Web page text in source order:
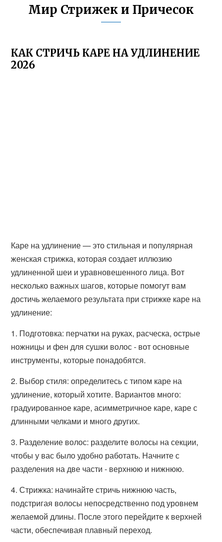
Мир Стрижек и Причесок
КАК СТРИЧЬ КАРЕ НА УДЛИНЕНИЕ
2026
Каре на удлинение — это стильная и популярная
женская стрижка, которая создает иллюзию
удлиненной шеи и уравновешенного лица. Вот
несколько важных шагов, которые помогут вам
достичь желаемого результата при стрижке каре на
удлинение:
1. Подготовка: перчатки на руках, расческа, острые
ножницы и фен для сушки волос - вот основные
инструменты, которые понадобятся.
2. Выбор стиля: определитесь с типом каре на
удлинение, который хотите. Вариантов много:
градуированное каре, асимметричное каре, каре с
длинными челками и много других.
3. Разделение волос: разделите волосы на секции,
чтобы у вас было удобно работать. Начните с
разделения на две части - верхнюю и нижнюю.
4. Стрижка: начинайте стричь нижнюю часть,
подстригая волосы непосредственно под уровнем
желаемой длины. После этого перейдите к верхней
части, обеспечивая плавный переход.